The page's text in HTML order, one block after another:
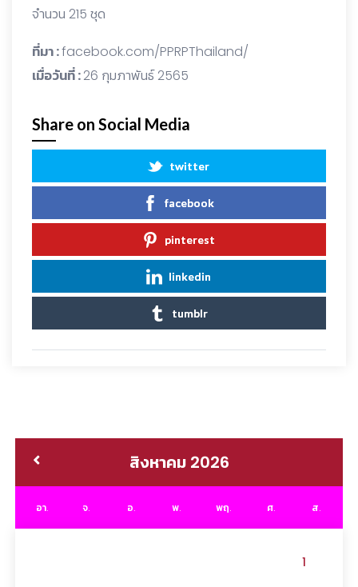
จำนวน 215 ชุด
ที่มา :facebook.com/PPRPThailand/
เมื่อวันที่ :26 กุมภาพันธ์ 2565
Share on Social Media
twitter
facebook
pinterest
linkedin
tumblr
สิงหาคม 2026
อา. จ. อ. พ. พฤ. ศ. ส.
1